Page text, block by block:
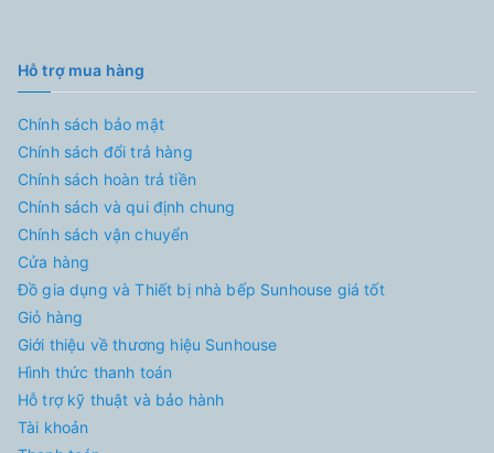
Hỗ trợ mua hàng
Chính sách bảo mật
Chính sách đổi trả hàng
Chính sách hoàn trả tiền
Chính sách và qui định chung
Chính sách vận chuyển
Cửa hàng
Đồ gia dụng và Thiết bị nhà bếp Sunhouse giá tốt
Giỏ hàng
Giới thiệu về thương hiệu Sunhouse
Hình thức thanh toán
Hỗ trợ kỹ thuật và bảo hành
Tài khoản